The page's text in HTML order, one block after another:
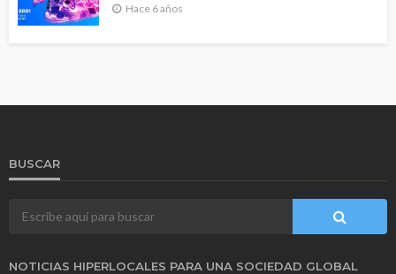
Hace 6 años
BUSCAR
NOTICIAS HIPERLOCALES PARA UNA SOCIEDAD GLOBAL